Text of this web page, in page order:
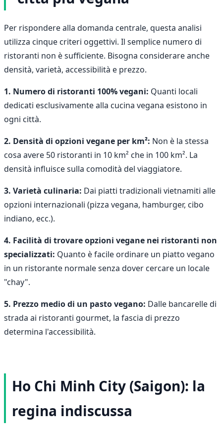
Per rispondere alla domanda centrale, questa analisi
utilizza cinque criteri oggettivi. Il semplice numero di
ristoranti non è sufficiente. Bisogna considerare anche
densità, varietà, accessibilità e prezzo.
1. Numero di ristoranti 100% vegani: Quanti locali
dedicati esclusivamente alla cucina vegana esistono in
ogni città.
2. Densità di opzioni vegane per km²: Non è la stessa
cosa avere 50 ristoranti in 10 km² che in 100 km². La
densità influisce sulla comodità del viaggiatore.
3. Varietà culinaria: Dai piatti tradizionali vietnamiti alle
opzioni internazionali (pizza vegana, hamburger, cibo
indiano, ecc.).
4. Facilità di trovare opzioni vegane nei ristoranti non
specializzati: Quanto è facile ordinare un piatto vegano
in un ristorante normale senza dover cercare un locale
"chay".
5. Prezzo medio di un pasto vegano: Dalle bancarelle di
strada ai ristoranti gourmet, la fascia di prezzo
determina l'accessibilità.
Ho Chi Minh City (Saigon): la
regina indiscussa